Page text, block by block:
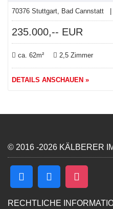
70376 Stuttgart, Bad Cannstatt
235.000,-- EUR
ca. 62m² 2,5 Zimmer
DETAILS ANSCHAUEN »
© 2016 -2026 KÄLBERER
RECHTLICHE